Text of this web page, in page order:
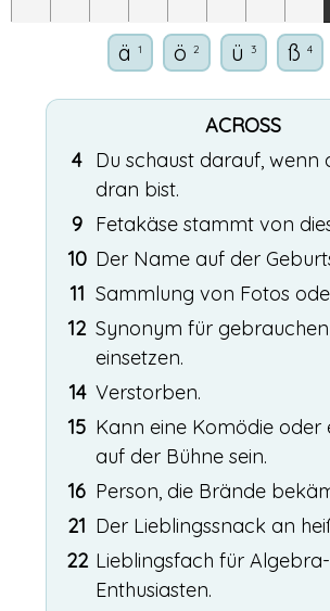
ä 1 ö 2 ü 3 ß 4
ACROSS
4
Du schaust darauf, wenn
dran bist.
9 Fetakäse stammt von
10 Der Name auf der
11 Sammlung von Fotos
12 Synonym für
einsetzen.
14 Verstorben.
15 Kann eine Komödie oder
auf der Bühne sein.
16 Person, die Brände
21 Der Lieblingssnack an
22 Lieblingsfach für Algebra-
Enthusiasten.